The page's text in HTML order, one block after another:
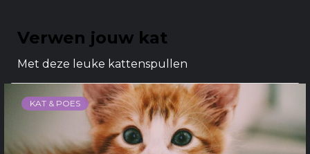
Verwen jouw kat
Met deze leuke kattenspullen
KAT & POES